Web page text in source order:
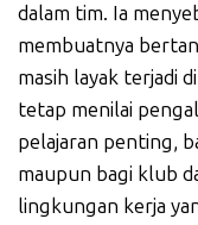
dalam tim. Ia
membuatnya
masih layak terjadi
tetap menilai
pelajaran penting,
maupun bagi klub
lingkungan kerja